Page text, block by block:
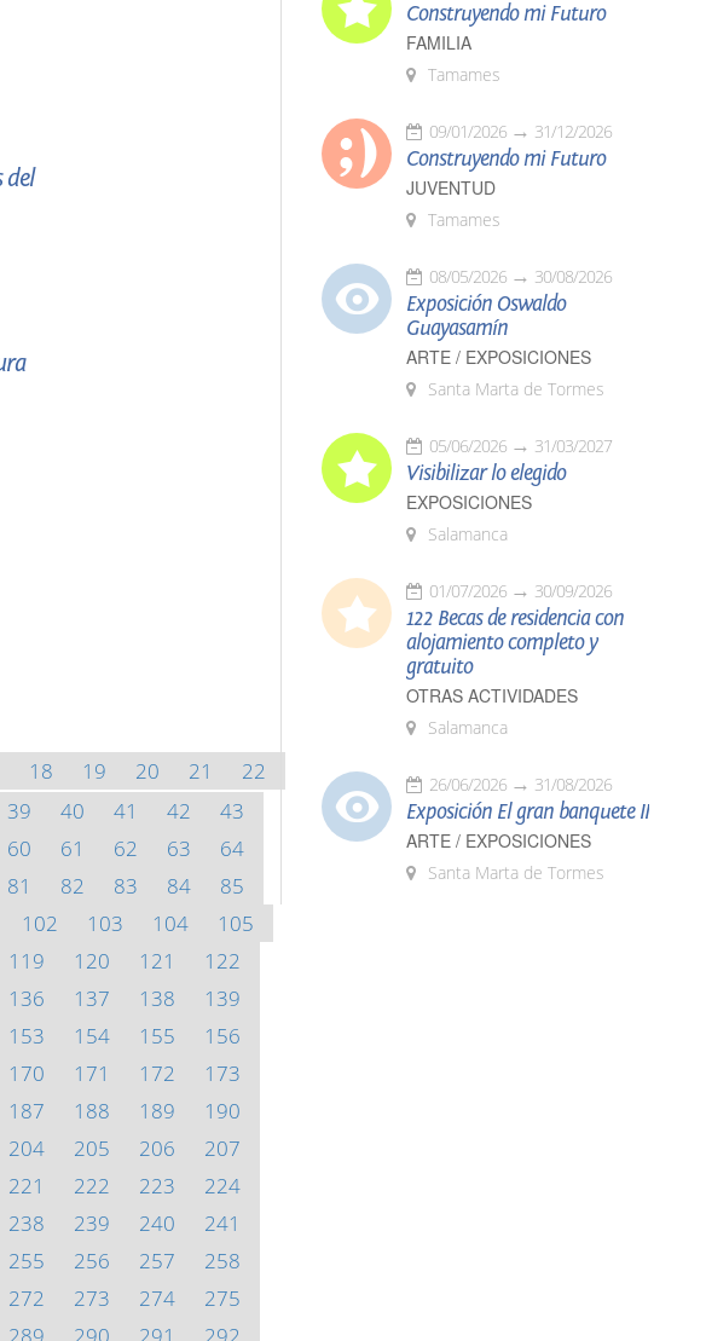
del
18 19 20 21
22
39 40 41 42
43
60 61 62 63
64
81 82 83 84
85
102 103 104
105
119 120 121
122
136 137 138
139
153 154 155
156
170 171 172
173
187 188 189
190
204 205 206
207
221 222 223
224
238 239 240
241
255 256 257
258
272 273 274
275
Construyendo mi Futuro
FAMILIA
Tamames
09/01/2026 31/12/2026
Construyendo mi Futuro
JUVENTUD
Tamames
08/05/2026 30/08/2026
Exposición Oswaldo
Guayasamín
ARTE / EXPOSICIONES
Santa Marta de Tormes
05/06/2026 31/03/2027
Visibilizar lo elegido
EXPOSICIONES
Salamanca
01/07/2026 30/09/2026
122 Becas de residencia con
alojamiento completo y
gratuito
OTRAS ACTIVIDADES
Salamanca
26/06/2026 31/08/2026
Exposición El gran banquete II
ARTE / EXPOSICIONES
Santa Marta de Tormes